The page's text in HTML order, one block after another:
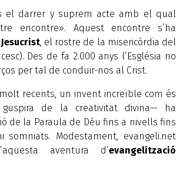
el darrer y suprem acte amb el qual
encontre». Aquest encontre s’ha
Jesucrist, el rostre de la misericòrdia del
Des de fa 2.000 anys l’Església no
per tal de conduir-nos al Crist.
recents, un invent increïble com és
de la creativitat divina— ha
de la Paraula de Déu fins a nivells fins
somniats. Modestament, evangeli.net
aventura d’evangelització